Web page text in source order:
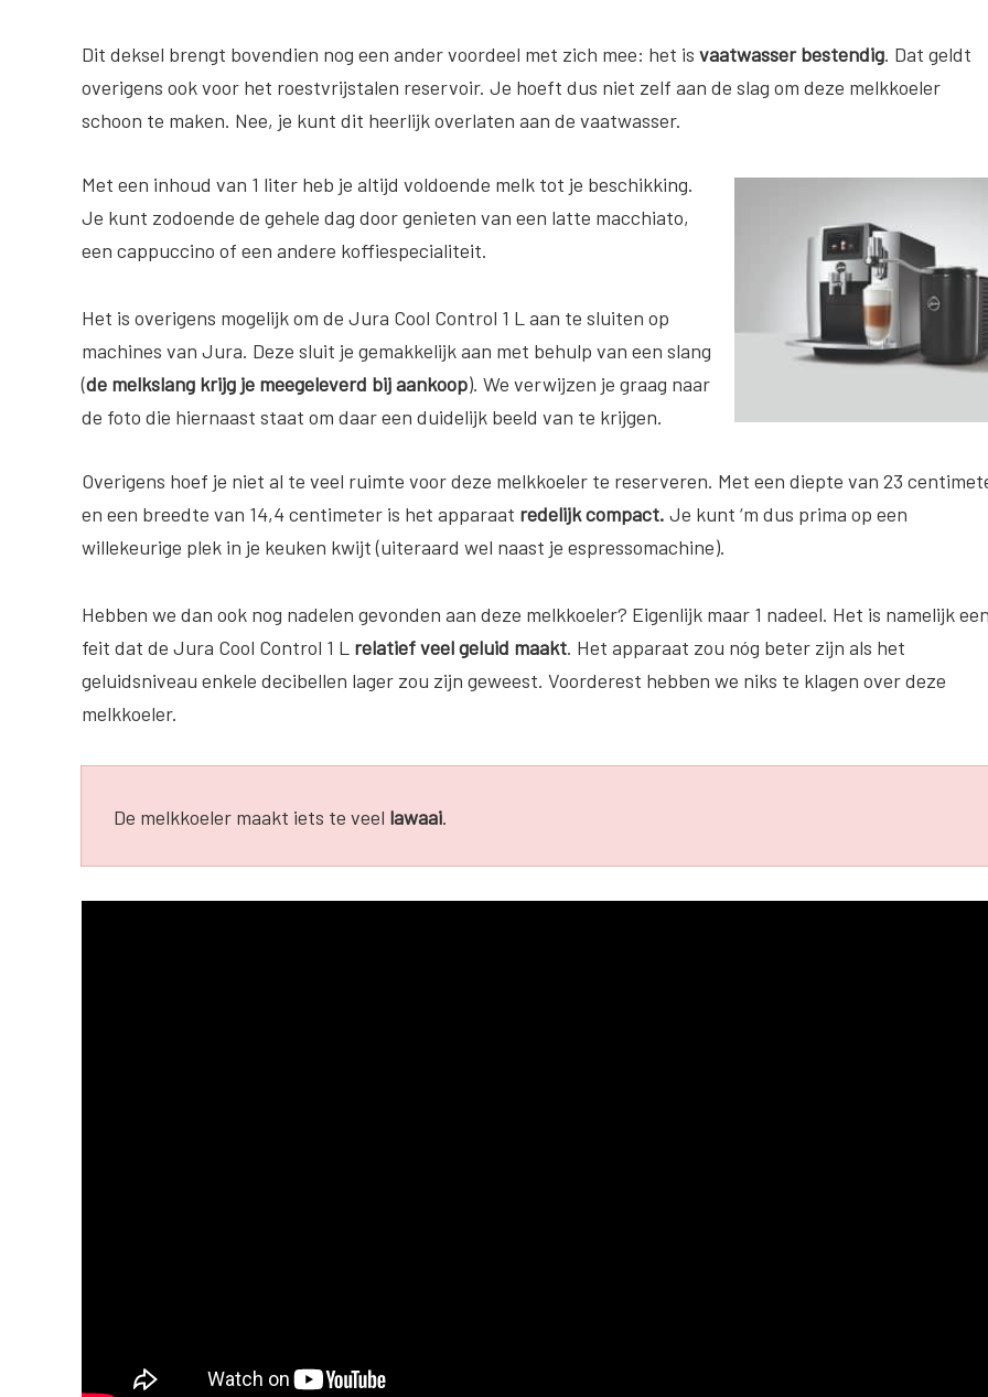
Dit deksel brengt bovendien nog een ander voordeel met zich mee: het is vaatwasser bestendig. Dat geldt
overigens ook voor het roestvrijstalen reservoir. Je hoeft dus niet zelf aan de slag om deze melkkoeler
schoon te maken. Nee, je kunt dit heerlijk overlaten aan de vaatwasser.
Met een inhoud van 1 liter heb je altijd voldoende melk tot je beschikking.
Je kunt zodoende de gehele dag door genieten van een latte macchiato,
een cappuccino of een andere koffiespecialiteit.
Het is overigens mogelijk om de Jura Cool Control 1 L aan te sluiten op
machines van Jura. Deze sluit je gemakkelijk aan met behulp van een slang
(de melkslang krijg je meegeleverd bij aankoop). We verwijzen je graag naar
de foto die hiernaast staat om daar een duidelijk beeld van te krijgen.
Overigens hoef je niet al te veel ruimte voor deze melkkoeler te reserveren. Met een diepte van 23
en een breedte van 14,4 centimeter is het apparaat redelijk compact. Je kunt ‘m dus prima op een
willekeurige plek in je keuken kwijt (uiteraard wel naast je espressomachine).
Hebben we dan ook nog nadelen gevonden aan deze melkkoeler? Eigenlijk maar 1 nadeel. Het is namelijk
feit dat de Jura Cool Control 1 L relatief veel geluid maakt. Het apparaat zou nóg beter zijn als het
geluidsniveau enkele decibellen lager zou zijn geweest. Voorderest hebben we niks te klagen over deze
melkkoeler.
De melkkoeler maakt iets te veel lawaai.